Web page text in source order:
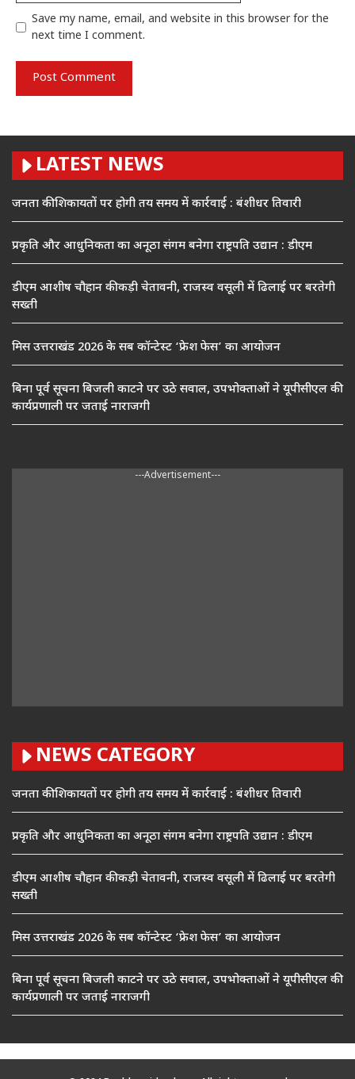
Save my name, email, and website in this browser for the
next time I comment.
LATEST NEWS
जनता की शिकायतों पर होगी तय समय में कार्रवाई : बंशीधर तिवारी
प्रकृति और आधुनिकता का अनूठा संगम बनेगा राष्ट्रपति उद्यान : डीएम
डीएम आशीष चौहान की कड़ी चेतावनी, राजस्व वसूली में ढिलाई पर बरतेगी
सख्ती
मिस उत्तराखंड 2026 के सब कॉन्टेस्ट ‘फ्रेश फेस’ का आयोजन
बिना पूर्व सूचना बिजली काटने पर उठे सवाल, उपभोक्ताओं ने यूपीसीएल की
कार्यप्रणाली पर जताई नाराजगी
---Advertisement---
NEWS CATEGORY
जनता की शिकायतों पर होगी तय समय में कार्रवाई : बंशीधर तिवारी
प्रकृति और आधुनिकता का अनूठा संगम बनेगा राष्ट्रपति उद्यान : डीएम
डीएम आशीष चौहान की कड़ी चेतावनी, राजस्व वसूली में ढिलाई पर बरतेगी
सख्ती
मिस उत्तराखंड 2026 के सब कॉन्टेस्ट ‘फ्रेश फेस’ का आयोजन
बिना पूर्व सूचना बिजली काटने पर उठे सवाल, उपभोक्ताओं ने यूपीसीएल की
कार्यप्रणाली पर जताई नाराजगी